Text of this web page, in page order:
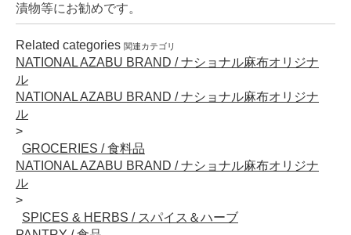
漬物等にお勧めです。
Related categories 関連カテゴリ
NATIONAL AZABU BRAND / ナショナル麻布オリジナ
ル
NATIONAL AZABU BRAND / ナショナル麻布オリジナ
ル
GROCERIES / 食料品
NATIONAL AZABU BRAND / ナショナル麻布オリジナ
ル
SPICES & HERBS / スパイス＆ハーブ